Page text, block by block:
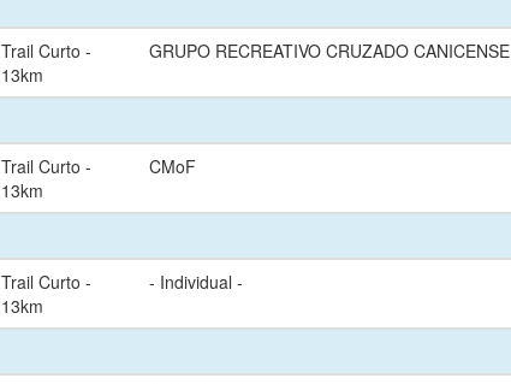
Trail Curto -
13km
GRUPO RECREATIVO CRUZADO CANICENSE
Trail Curto -
13km
CMoF
Trail Curto -
13km
- Individual -